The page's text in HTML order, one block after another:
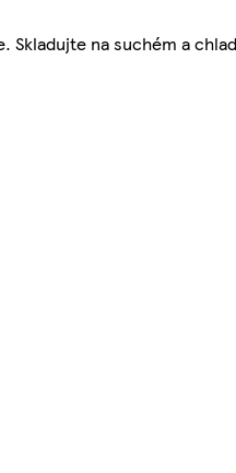
Skladujte na suchém a